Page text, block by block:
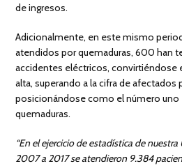
de ingresos.
Adicionalmente, en este mismo
atendidos por quemaduras, 600 han
accidentes eléctricos, convirtiéndose
alta, superando a la cifra de
posicionándose como el número uno
quemaduras.
“En el ejercicio de estadística de
2007 a 2017 se atendieron 9.384